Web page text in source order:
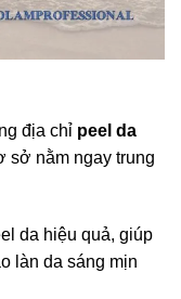
địa chỉ peel da
sở nằm ngay trung
da hiệu quả, giúp
làn da sáng mịn